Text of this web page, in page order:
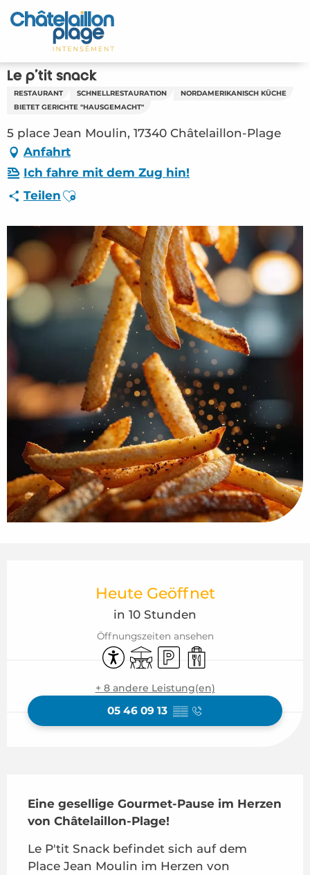
Aller
au
principal
Startseite - DE
Entdecken Sie
Aktivitäten
Zu leben
Treffpunkt
Ihr Aufenthalt - DE
RES – Le p’tit snack (Châtelaillon-Plage)
#6069934
Le p'tit snack
RESTAURANT SCHNELLRESTAURATION
NORDAMERIKANISCH KÜCHE
BIETET GERICHTE "HAUSGEMACHT"
5 place Jean Moulin, 17340 Châtelaillon-Plage
Anfahrt
Ich fahre mit dem Zug hin!
Teilen Ajouter aux favoris
Heute Geöffnet
in 10 Stunden
Öffnungszeiten ansehen
Zugänglichkeit
TerrasseParkplatzVerkauf zum
+ 8 andere Leistung(en)
05 46 09 13 ▒▒
Eine gesellige Gourmet-Pause im Herzen
von Châtelaillon-Plage!
Le P'tit Snack befindet sich auf dem
Place Jean Moulin im Herzen von